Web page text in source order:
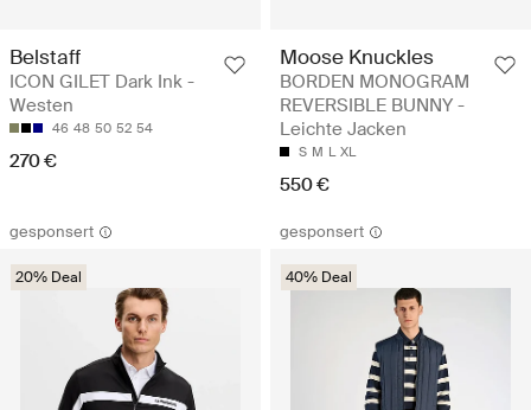
Belstaff
ICON GILET Dark Ink -
Westen
46 48 50 52 54
270 €
Moose Knuckles
BORDEN MONOGRAM
REVERSIBLE BUNNY -
Leichte Jacken
S M L XL
550 €
gesponsert
20% Deal
gesponsert
40% Deal